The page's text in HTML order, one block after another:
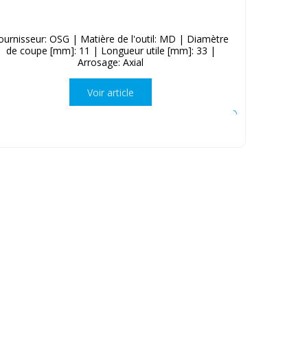
OSG | Matière de l'outil: MD | Diamètre
de coupe [mm]: 11 | Longueur utile [mm]: 33 |
Arrosage: Axial
Voir article